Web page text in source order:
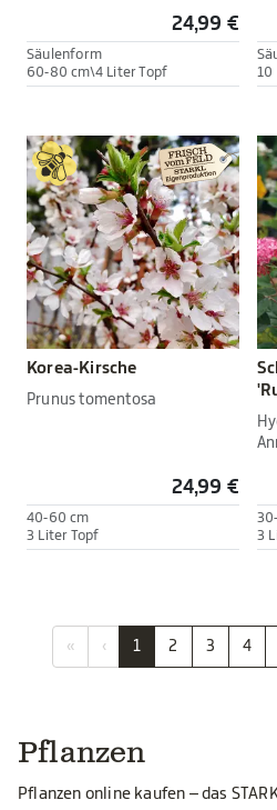
24,99 €
Säulenform
60-80 cm\4 Liter Topf
10
Korea-Kirsche
Prunus tomentosa
24,99 €
40-60 cm
3 Liter Topf
3
« ‹ 1 2 3 4
Pflanzen
Pflanzen online kaufen – das